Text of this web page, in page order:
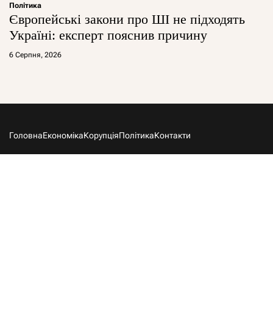
Політика
Європейські закони про ШІ не підходять
Україні: експерт пояснив причину
6 Серпня, 2026
ГоловнаЕкономікаКорупціяПолітикаКонтакти